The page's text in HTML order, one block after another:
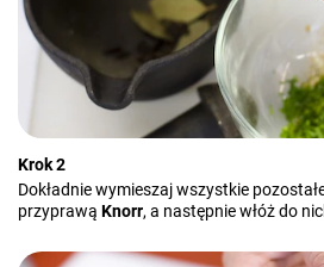
Krok 2
Dokładnie wymieszaj wszystkie
przyprawą Knorr, a następnie włóż do